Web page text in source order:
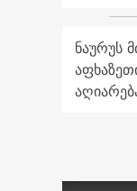
ნაურუს